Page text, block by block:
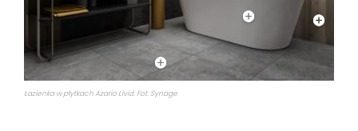
Łazienka w płytkach Azario Livid. Fot. Synage